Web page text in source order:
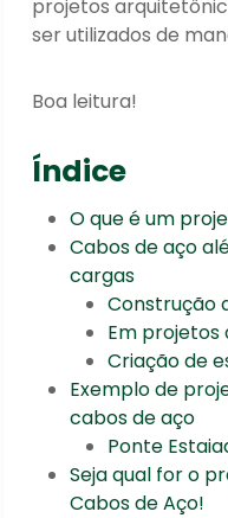
projetos
ser utilizados de
Boa leitura!
Índice
O que é um
Cabos de aço
cargas
Construção
Em
Criação de
Exemplo de
cabos de aço
Ponte
Seja qual for o
Cabos de Aço!